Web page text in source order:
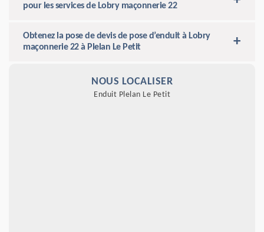
pour les services de Lobry maçonnerie 22
Obtenez la pose de devis de pose d’enduit à Lobry
maçonnerie 22 à Plelan Le Petit
NOUS LOCALISER
Enduit Plelan Le Petit